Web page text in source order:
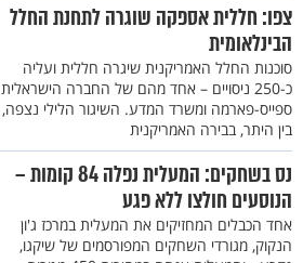
צפו: חללית אספקה שוגרה לתחנת החלל
הבינלאומית
סוכנות החלל האמריקנית שיגרה חללית ועליה
כ-250 ניסויים – אחד מהם של החברה הישראלית
ספייס-פארמה ומשרד המדע. השיגור הלילי נצפה,
בין היתר, בבירה האמריקנית
נס בשחקים: המעלית נפלה 84 קומות –
הנוסעים חולצו ללא פגע
אחד הכבלים המחזיקים את המעלית במרכז ג'ון
הנקוק, מגורדי השחקים המפורסמים של שיקגו,